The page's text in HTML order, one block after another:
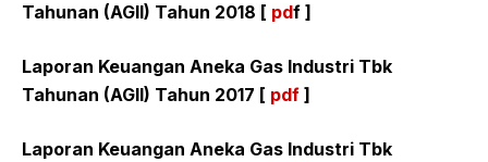
Tahunan (AGII) Tahun 2018 [ pdf ]
Laporan Keuangan Aneka Gas Industri Tbk
Tahunan (AGII) Tahun 2017 [ pdf ]
Laporan Keuangan Aneka Gas Industri Tbk